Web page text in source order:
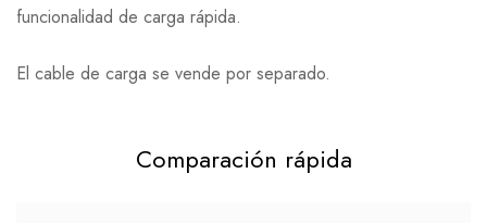
funcionalidad de carga rápida.
El cable de carga se vende por separado.
Comparación rápida